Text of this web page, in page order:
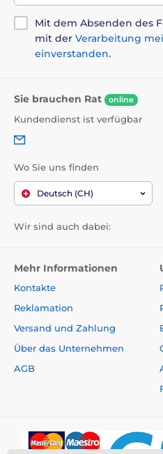
Empfänger
kurze/ lange Elektroden
Kontaktpunkte aus
Akumulator im Empfänger
Akumulator im Sender
duales Ladegerät
Halsaufhänger
Anleitung
Bitte beachten Sie: Das
Illustration.
Technische Spezifikationen
Ankündigung geändert
Mit dem Absenden des
mit der Verarbeitung
einverstanden.
Sie brauchen Rat online
Kundendienst ist verfügbar
Wo Sie uns finden
Deutsch (CH)
Wir sind auch dabei:
Mehr Informationen
Kontakte
Reklamation
Versand und Zahlung
Über das Unternehmen
AGB